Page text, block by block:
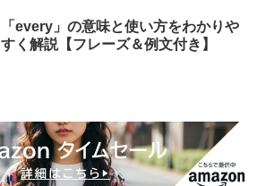
「every」の意味と使い方をわかりや
すく解説【フレーズ＆例文付き】